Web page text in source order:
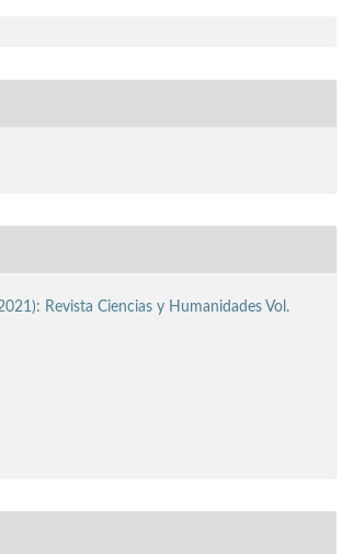
Revista Ciencias y Humanidades Vol.